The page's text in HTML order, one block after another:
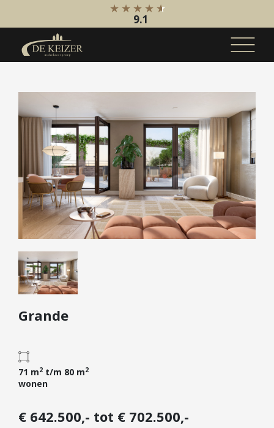
Koopaanbod
Bestaande bouw
Internationaal
Nieuwbouw
Bedrijfsaanbod
Huuraanbod
Bestaande bouw
Internationaal
Nieuwbouw
Bedrijfsaanbod
Diensten
Kopen
Huren
Verhuren
Taxeren
9.1
Grande
71 m2 t/m 80 m2
wonen
€ 642.500,- tot € 702.500,-